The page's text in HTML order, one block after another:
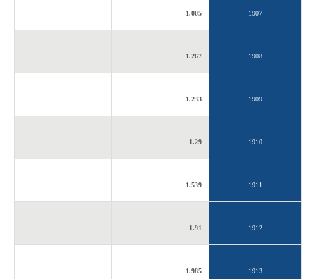
1907
1.005
1908
1.267
1909
1.233
1910
1.29
1911
1.539
1912
1.91
1913
1.985